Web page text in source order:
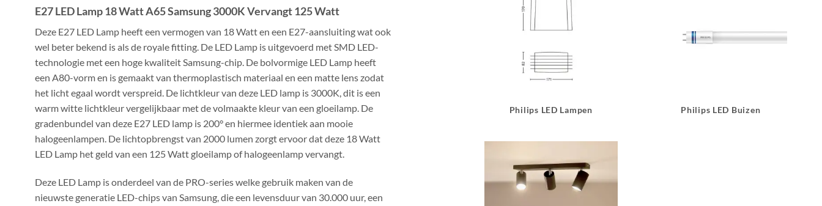
E27 LED Lamp 18 Watt A65 Samsung 3000K Vervangt 125 Watt
Deze E27 LED Lamp heeft een vermogen van 18 Watt en een E27-aansluiting wat ook
wel beter bekend is als de royale fitting. De LED Lamp is uitgevoerd met SMD LED-
technologie met een hoge kwaliteit Samsung-chip. De bolvormige LED Lamp heeft
een A80-vorm en is gemaakt van thermoplastisch materiaal en een matte lens zodat
het licht egaal wordt verspreid. De lichtkleur van deze LED lamp is 3000K, dit is een
warm witte lichtkleur vergelijkbaar met de volmaakte kleur van een gloeilamp. De
gradenbundel van deze E27 LED lamp is 200° en hiermee identiek aan mooie
halogeenlampen. De lichtopbrengst van 2000 lumen zorgt ervoor dat deze 18 Watt
LED Lamp het geld van een 125 Watt gloeilamp of halogeenlamp vervangt.
Deze LED Lamp is onderdeel van de PRO-series welke gebruik maken van de
nieuwste generatie LED-chips van Samsung, die een levensduur van 30.000 uur, een
Philips LED Lampen Philips LED Buizen